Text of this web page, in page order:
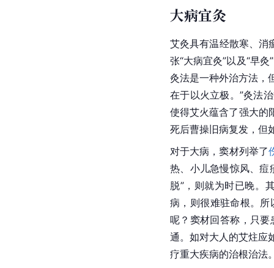
大病宜灸
艾灸具有温经散寒、消
张“大病宜灸”以及“早
灸法是一种外治方法，
在于以火立极。”灸法
使得艾火蕴含了强大的
死后曹操旧病复发，但
对于大病，窦材列举了
热、小儿急慢惊风、痘
脱”，则就为时已晚。
病，则很难驻命根。所
呢？窦材回答称，只
通。如对大人的艾炷应
疗重大疾病的治根治法